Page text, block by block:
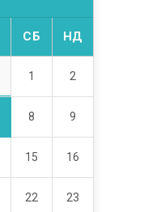
СБ НД
1 2
8 9
15 16
22 23